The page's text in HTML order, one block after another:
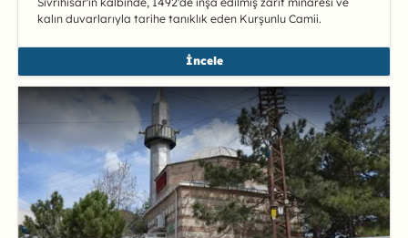
kalın duvarlarıyla tarihe tanıklık eden Kurşunlu Camii.
İncele